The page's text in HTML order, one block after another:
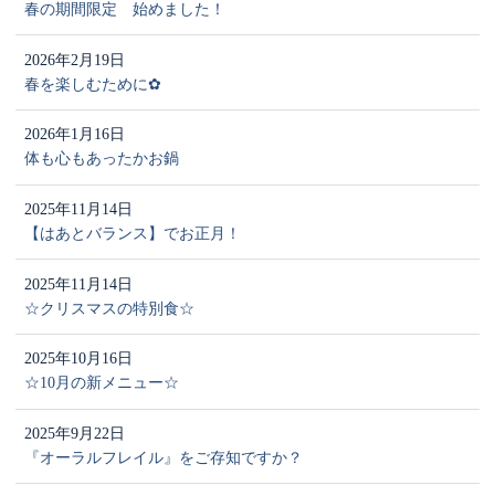
春の期間限定 始めました！
2026年2月19日
春を楽しむために✿
2026年1月16日
体も心もあったかお鍋
2025年11月14日
【はあとバランス】でお正月！
2025年11月14日
☆クリスマスの特別食☆
2025年10月16日
☆10月の新メニュー☆
2025年9月22日
『オーラルフレイル』をご存知ですか？